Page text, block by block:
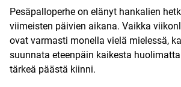
Pesäpalloperhe on elänyt hankalien
viimeisten päivien aikana. Vaikka
ovat varmasti monella vielä mielessä,
suunnata eteenpäin kaikesta
tärkeä päästä kiinni.